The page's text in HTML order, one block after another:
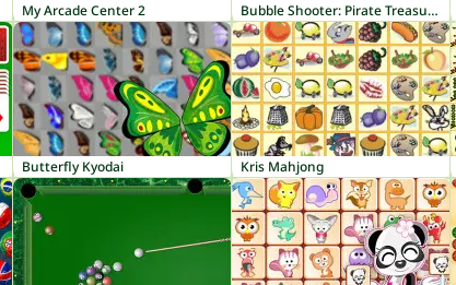
My Arcade Center 2 Bubble Shooter: Pirate Treasures
Butterfly Kyodai Kris Mahjong